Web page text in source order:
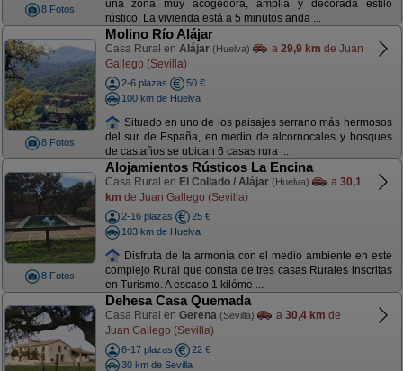
8 Fotos
una zona muy acogedora, amplia y decorada estilo
rústico. La vivienda está a 5 minutos anda ...
8 Fotos
Molino Río Alájar
Casa Rural en Alájar (Huelva) a 29,9 km de Juan
Gallego (Sevilla)
2-6 plazas
50 €
100 km de Huelva
Situado en uno de los paisajes serrano más hermosos
del sur de España, en medio de alcornocales y bosques
de castaños se ubican 6 casas rura ...
8 Fotos
Alojamientos Rústicos La Encina
Casa Rural en El Collado / Alájar (Huelva) a 30,1
km de Juan Gallego (Sevilla)
2-16 plazas
25 €
103 km de Huelva
Disfruta de la armonía con el medio ambiente en este
complejo Rural que consta de tres casas Rurales inscritas
en Turismo. A escaso 1 kilóme ...
Dehesa Casa Quemada
Casa Rural en Gerena (Sevilla) a 30,4 km de
Juan Gallego (Sevilla)
6-17 plazas
22 €
30 km de Sevilla